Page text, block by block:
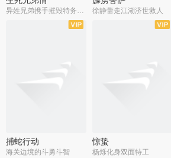
异姓兄弟携手摧毁特务阴谋 徐静蕾走江湖济世救人
捕蛇行动
海关边境的斗勇斗智
惊蛰
杨烁化身双面特工